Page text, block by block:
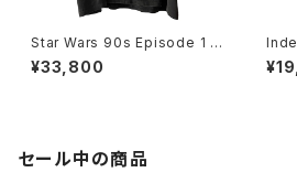
Star Wars 90s Episode 1 Al
l Over Print Movie Promo T
ee
¥33,800
セール中の商品